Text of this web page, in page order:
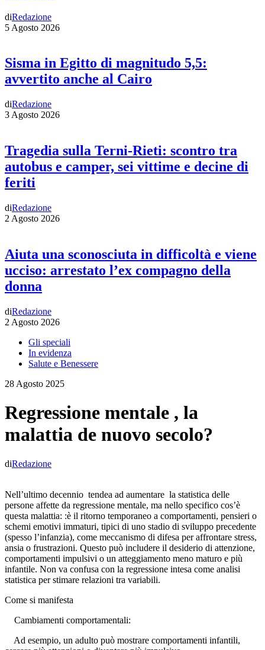
diRedazione
5 Agosto 2026
Sisma in Egitto di magnitudo 5,5:
avvertito anche al Cairo
diRedazione
3 Agosto 2026
Tragedia sulla Terni-Rieti: scontro tra
autobus e camper, sei vittime e decine di
feriti
diRedazione
2 Agosto 2026
Aiuta una sconosciuta in difficoltà e viene
ucciso: arrestato l’ex compagno della
donna
diRedazione
2 Agosto 2026
Gli speciali
In evidenza
Salute e Benessere
28 Agosto 2025
Regressione mentale , la
malattia de nuovo secolo?
diRedazione
Nell’ultimo decennio tendea ad aumentare la statistica delle
persone affette da regressione mentale, ma nello specifico cos’è
questa malattia: :è il ritorno temporaneo a comportamenti, pensieri o
schemi emotivi immaturi, tipici di uno stadio di sviluppo precedente
(spesso l’infanzia), come meccanismo di difesa per affrontare stress,
ansia o frustrazioni. Questo può includere il desiderio di attenzione,
comportamenti impulsivi o un atteggiamento meno maturo e più
infantile. Non va confusa con la regressione intesa come analisi
statistica per stimare relazioni tra variabili.
Come si manifesta
Cambiamenti comportamentali:
Ad esempio, un adulto può mostrare comportamenti infantili,